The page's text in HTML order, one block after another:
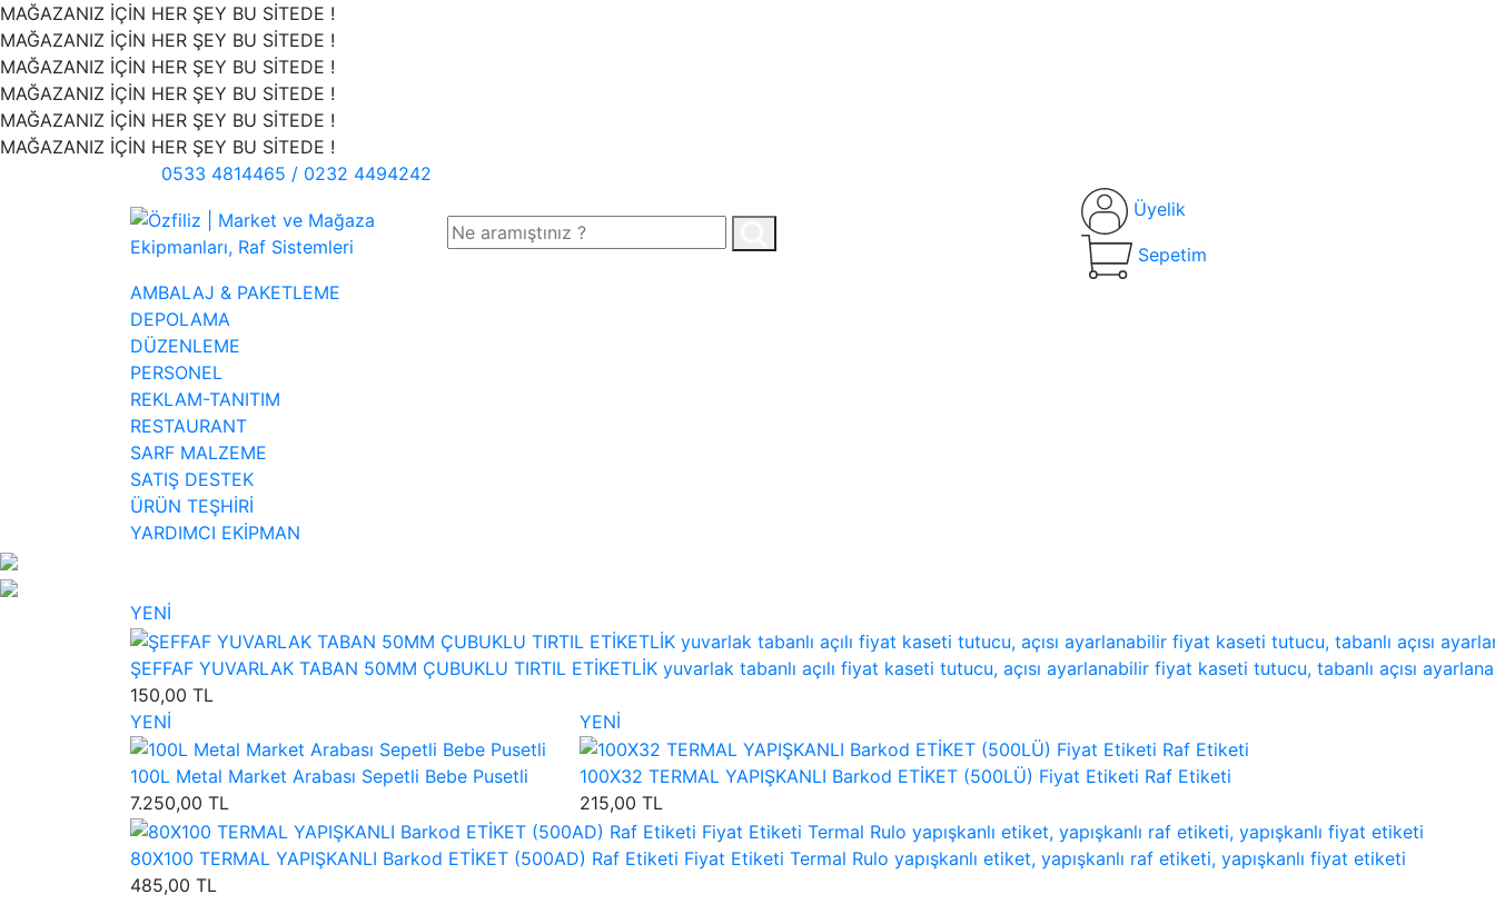
MAĞAZANIZ İÇİN HER ŞEY BU SİTEDE !
MAĞAZANIZ İÇİN HER ŞEY BU SİTEDE !
MAĞAZANIZ İÇİN HER ŞEY BU SİTEDE !
MAĞAZANIZ İÇİN HER ŞEY BU SİTEDE !
MAĞAZANIZ İÇİN HER ŞEY BU SİTEDE !
MAĞAZANIZ İÇİN HER ŞEY BU SİTEDE !
0533 4814465 / 0232 4494242
Üyelik
Sepetim
AMBALAJ & PAKETLEME
DEPOLAMA
DÜZENLEME
PERSONEL
REKLAM-TANITIM
RESTAURANT
SARF MALZEME
SATIŞ DESTEK
ÜRÜN TEŞHİRİ
YARDIMCI EKİPMAN
YENİ
ŞEFFAF YUVARLAK TABAN 50MM ÇUBUKLU TIRTIL ETİKETLİK yuvarlak tabanlı açılı fiyat kaseti tutucu, açısı ayarlanabilir fiyat kaseti tutucu, tabanlı açısı
150,00 TL
YENİ
100L Metal Market Arabası Sepetli Bebe Pusetli
7.250,00 TL
YENİ
100X32 TERMAL YAPIŞKANLI Barkod ETİKET (500LÜ) Fiyat Etiketi Raf Etiketi
215,00 TL
80X100 TERMAL YAPIŞKANLI Barkod ETİKET (500AD) Raf Etiketi Fiyat Etiketi Termal Rulo yapışkanlı etiket, yapışkanlı raf etiketi, yapışkanlı fiyat etiketi
485,00 TL